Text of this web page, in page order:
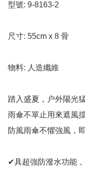
型號: 9-8163-2
尺寸: 55cm x 8 骨
物料: 人造纖維
踏入盛夏，户外陽光
雨傘不單止用來遮風
防風雨傘不懼強風，
✔具超強防潑水功能